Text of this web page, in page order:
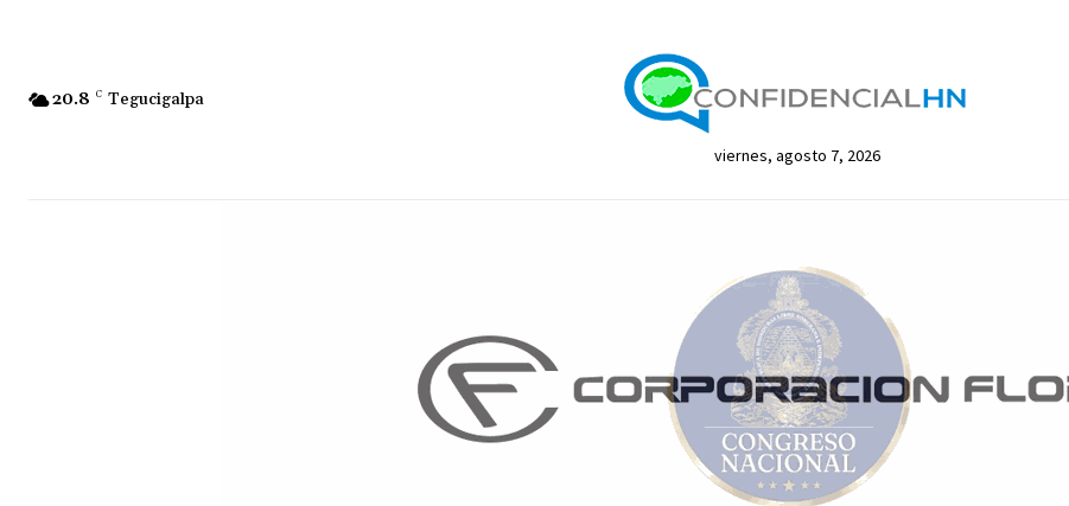
20.8 C Tegucigalpa
viernes, agosto 7, 2026